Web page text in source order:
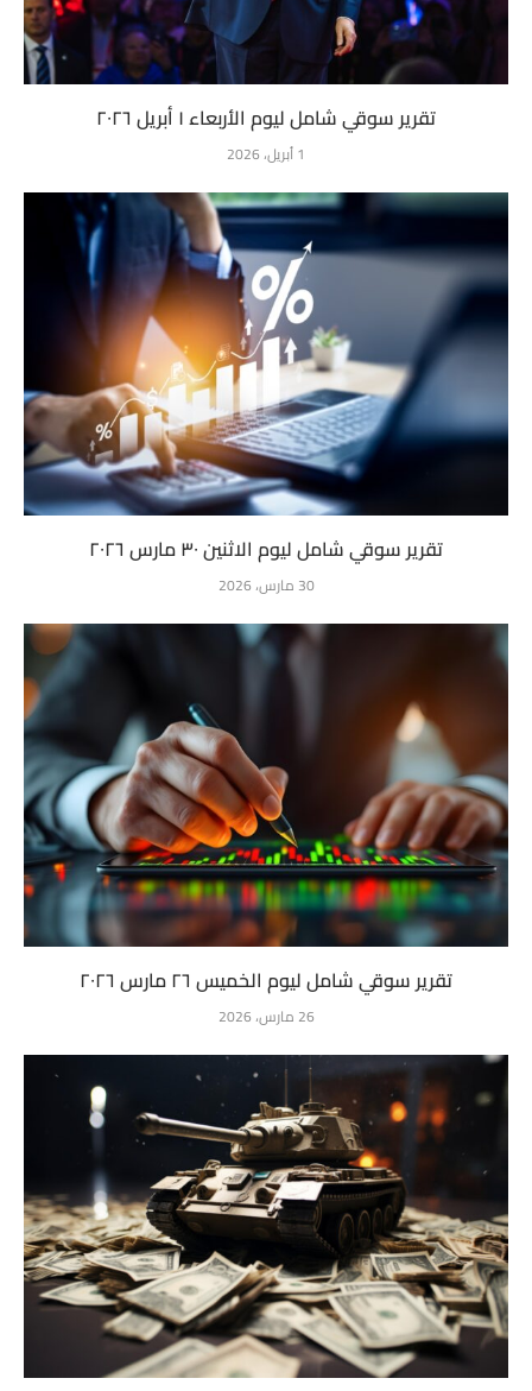
تقرير سوقي شامل ليوم الأربعاء ١ أبريل ٢٠٢٦
1 أبريل، 2026
تقرير سوقي شامل ليوم الاثنين ٣٠ مارس ٢٠٢٦
30 مارس، 2026
تقرير سوقي شامل ليوم الخميس ٢٦ مارس ٢٠٢٦
26 مارس، 2026